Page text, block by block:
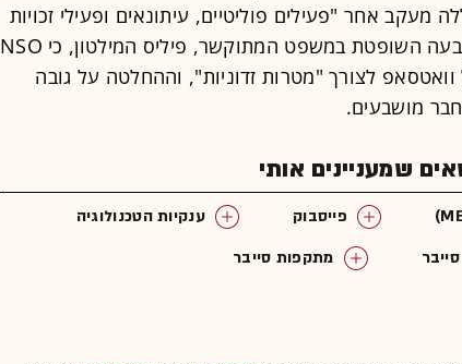
אחר "פעילים פוליטיים, עיתונאים ופעילי זכויות
אדם". כבר בחודש דצמבר קבעה השופטת במשפט המתוקשר, פיליס המילטון, כי NSO
לצורך "מטרות זדוניות", וההחלטה על גובה
מושבעים.
שמעניינים אותי
פייסבוק
ענקיות הטכנולוגיה
סייבר
מתקפות סייבר